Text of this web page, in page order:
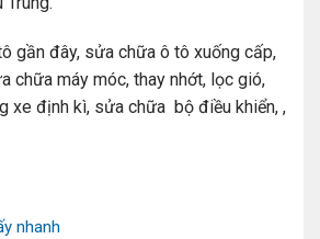
gần đây, sửa chữa ô tô xuống cấp,
chữa máy móc, thay nhớt, lọc gió,
xe định kì, sửa chữa bộ điều khiển, ,
nhanh